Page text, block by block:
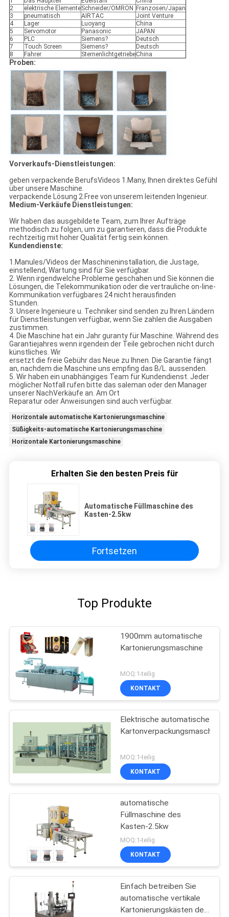
2
elektrische ElementeSchneider/OMRON
Franzosen/Japan
3
pneumatisch AIRTAC
Joint Venture
4
Lager Luoyang
China
5
Servomotor Panasonic
JAPAN
6
PLC Siemens?
Deutsch
7
Touch Screen Siemens?
Deutsch
8
Fahrer SternenlichtgetriebeChina
Proben:
Vorverkaufs-Dienstleistungen:
geben verpackende BerufsVideos 1.Many, Ihnen direktes Gefühl
über unsere Maschine.
verpackende Lösung 2.Free von unserem leitenden Ingenieur.
Medium-Verkäufe Dienstleistungen:
Wir haben das ausgebildete Team, zum Ihrer Aufträge
methodisch zu folgen, um zu garantieren, dass die Produkte
rechtzeitig mit hoher Qualität fertig sein können.
Kundendienste:
1.Manules/Videos der Maschineninstallation, die Justage,
einstellend, Wartung sind für Sie verfügbar.
2. Wenn irgendwelche Probleme geschahen und Sie können die
Lösungen, die Telekommunikation oder die vertrauliche on-line-
Kommunikation verfügbares 24 nicht herausfinden
Stunden.
3. Unsere Ingenieure u. Techniker sind senden zu Ihren Ländern
für Dienstleistungen verfügbar, wenn Sie zahlen die Ausgaben
zustimmen.
4. Die Maschine hat ein Jahr guranty für Maschine. Während des
Garantiejahres wenn irgendein der Teile gebrochen nicht durch
künstliches. Wir
ersetzt die freie Gebühr das Neue zu Ihnen. Die Garantie fängt
an, nachdem die Maschine uns empfing das B/L. aussenden.
5. Wir haben ein unabhängiges Team für Kundendienst. Jeder
möglicher Notfall rufen bitte das saleman oder den Manager
unserer NachVerkäufe an. Am Ort
Reparatur oder Anweisungen sind auch verfügbar.
Horizontale automatische Kartonierungsmaschine
Süßigkeits-automatische Kartonierungsmaschine
Horizontale Kartonierungsmaschine
Erhalten Sie den besten Preis für
Automatische Füllmaschine des
Kasten-2.5kw
Fortsetzen
Top Produkte
1900mm automatische
Kartonierungsmaschine
MOQ:1-teilig
KONTAKT
Elektrische automatische
Kartonverpackungsmaschine
MOQ:1-teilig
KONTAKT
automatische
Füllmaschine des
Kasten-2.5kw
MOQ:1-teilig
KONTAKT
Einfach betreiben Sie
automatische vertikale
Kartonierungskästen der